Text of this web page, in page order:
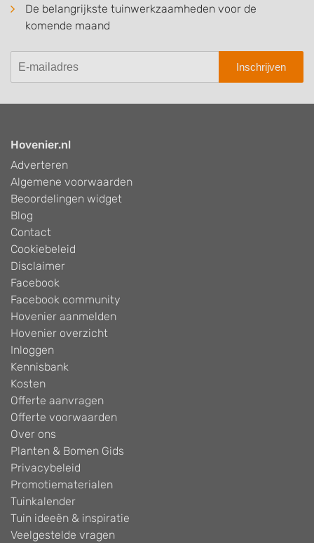
De belangrijkste tuinwerkzaamheden voor de
komende maand
Inschrijven
Hovenier.nl
Adverteren
Algemene voorwaarden
Beoordelingen widget
Blog
Contact
Cookiebeleid
Disclaimer
Facebook
Facebook community
Hovenier aanmelden
Hovenier overzicht
Inloggen
Kennisbank
Kosten
Offerte aanvragen
Offerte voorwaarden
Over ons
Planten & Bomen Gids
Privacybeleid
Promotiematerialen
Tuinkalender
Tuin ideeën & inspiratie
Veelgestelde vragen